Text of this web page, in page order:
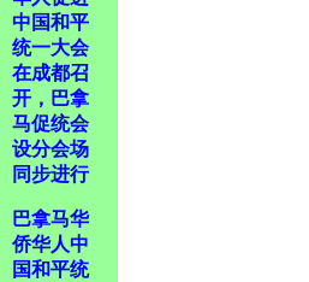
中国和平
统一大会
在成都召
开，巴拿
马促统会
设分会场
同步进行
巴拿马华
侨华人中
国和平统